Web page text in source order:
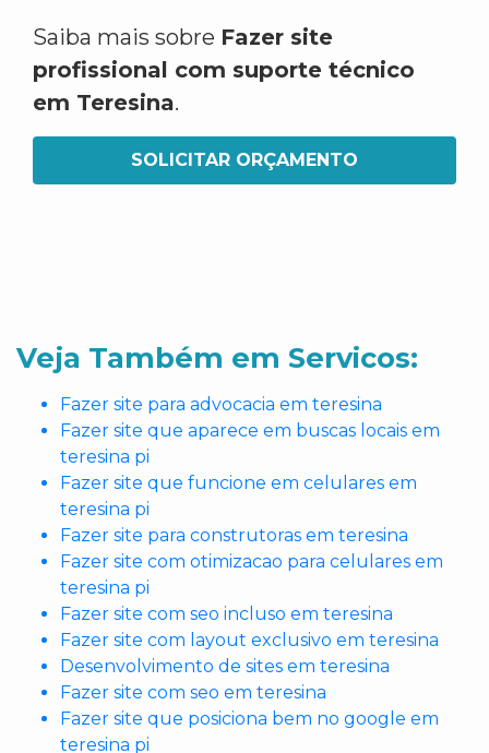
Saiba mais sobre Fazer site
profissional com suporte técnico
em Teresina.
SOLICITAR ORÇAMENTO
Veja Também em Servicos:
Fazer site para advocacia em teresina
Fazer site que aparece em buscas locais em
teresina pi
Fazer site que funcione em celulares em
teresina pi
Fazer site para construtoras em teresina
Fazer site com otimizacao para celulares em
teresina pi
Fazer site com seo incluso em teresina
Fazer site com layout exclusivo em teresina
Desenvolvimento de sites em teresina
Fazer site com seo em teresina
Fazer site que posiciona bem no google em
teresina pi